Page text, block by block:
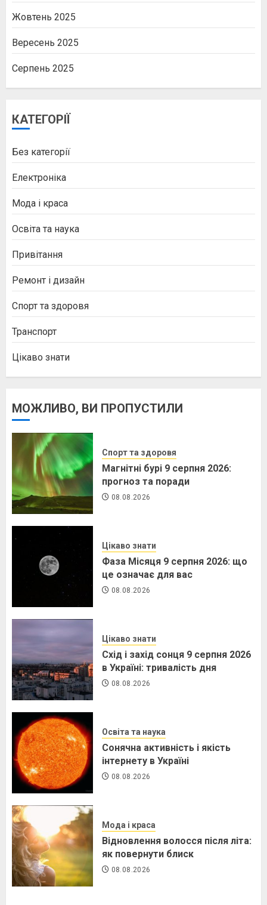
Жовтень 2025
Вересень 2025
Серпень 2025
КАТЕГОРІЇ
Без категорії
Електроніка
Мода і краса
Освіта та наука
Привітання
Ремонт і дизайн
Спорт та здоровя
Транспорт
Цікаво знати
МОЖЛИВО, ВИ ПРОПУСТИЛИ
Спорт та здоровя
Магнітні бурі 9 серпня 2026:
прогноз та поради
08.08.2026
Цікаво знати
Фаза Місяця 9 серпня 2026: що
це означає для вас
08.08.2026
Цікаво знати
Схід і захід сонця 9 серпня 2026
в Україні: тривалість дня
08.08.2026
Освіта та наука
Сонячна активність і якість
інтернету в Україні
08.08.2026
Мода і краса
Відновлення волосся після літа:
як повернути блиск
08.08.2026